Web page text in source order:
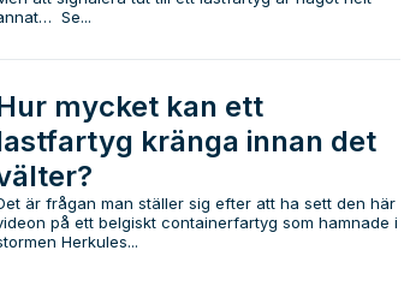
Se...
mycket kan ett
kränga innan det
är frågan man ställer sig efter att ha sett den här
på ett belgiskt containerfartyg som hamnade i
Herkules...